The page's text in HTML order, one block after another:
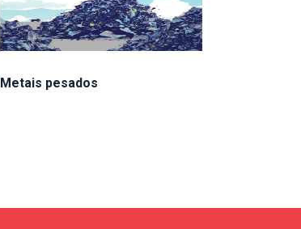
Metais pesados